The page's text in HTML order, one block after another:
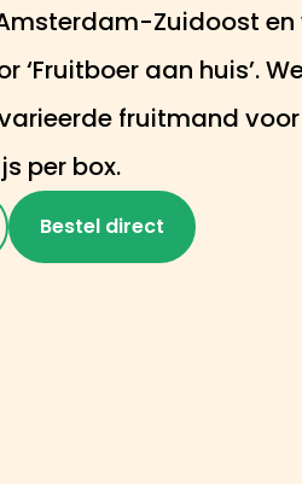
Zuidoost
aan huis’.
fruitmand
per box.
Bestel direct